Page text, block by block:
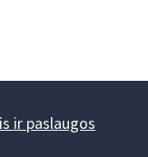
ir paslaugos